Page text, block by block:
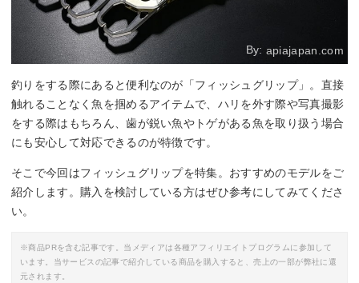
By: apiajapan.com
釣りをする際にあると便利なのが「フィッシュグリップ」。直接
触れることなく魚を掴めるアイテムで、ハリを外す際や写真撮影
をする際はもちろん、歯が鋭い魚やトゲがある魚を取り扱う場合
にも安心して対応できるのが特徴です。
そこで今回はフィッシュグリップを特集。おすすめのモデルをご
紹介します。購入を検討している方はぜひ参考にしてみてくださ
い。
※商品PRを含む記事です。当メディアは各種アフィリエイトプログラムに参加して
います。当サービスの記事で紹介している商品を購入すると、売上の一部が弊社に還
元されます。